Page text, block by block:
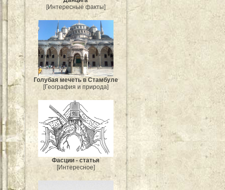
[Интересные факты]
Голубая мечеть в Стамбуле
[География и природа]
Фасции - статья
[Интересное]